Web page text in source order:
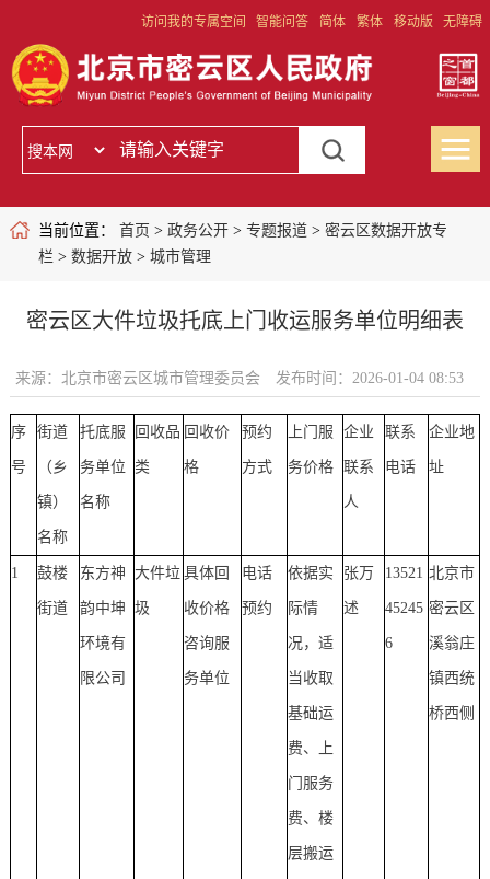
访问我的专属空间 智能问答 简体 繁体 移动版 无障碍
当前位置： 首页 > 政务公开> 专题报道> 密云区数据开放专
栏 > 数据开放> 城市管理
密云区大件垃圾托底上门收运服务单位明细表
来源：北京市密云区城市管理委员会 发布时间：2026-01-04 08:53
序
号
街道
（乡
镇）
名称
托底服
务单位
名称
回收品
类
回收价
格
预约
方式
上门服
务价格
企业
联系
人
联系
电话
企业地
址
1 鼓楼
街道
东方神
韵中坤
环境有
限公司
大件垃
圾
具体回
收价格
咨询服
务单位
电话
预约
依据实
际情
况，适
当收取
基础运
费、上
门服务
费、楼
层搬运
张万
述
13521
45245
6
北京市
密云区
溪翁庄
镇西统
桥西侧